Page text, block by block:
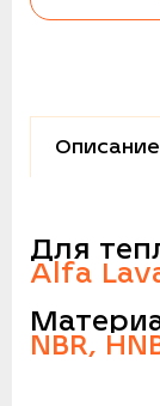
Описание
Для
Alfa
NBR,